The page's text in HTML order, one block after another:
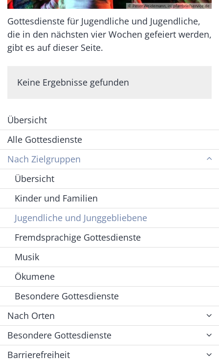
© Peter Weidemann, in: pfarrbriefservice.de
Gottesdienste für Jugendliche und Jugendliche,
die in den nächsten vier Wochen gefeiert werden,
gibt es auf dieser Seite.
Keine Ergebnisse gefunden
Übersicht
Alle Gottesdienste
Nach Zielgruppen
Übersicht
Kinder und Familien
Jugendliche und Junggebliebene
Fremdsprachige Gottesdienste
Musik
Ökumene
Besondere Gottesdienste
Nach Orten
Besondere Gottesdienste
Barrierefreiheit